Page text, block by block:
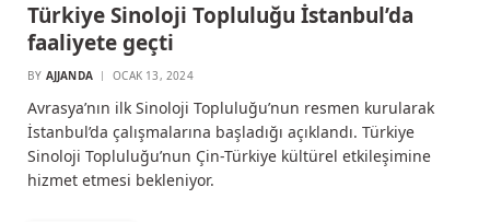
Türkiye Sinoloji Topluluğu İstanbul’da
faaliyete geçti
BY AJJANDA OCAK 13, 2024
Avrasya’nın ilk Sinoloji Topluluğu’nun resmen kurularak
İstanbul’da çalışmalarına başladığı açıklandı. Türkiye
Sinoloji Topluluğu’nun Çin-Türkiye kültürel etkileşimine
hizmet etmesi bekleniyor.